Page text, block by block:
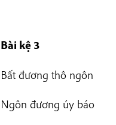
Bài kệ 3
Bất đương thô
Ngôn đương